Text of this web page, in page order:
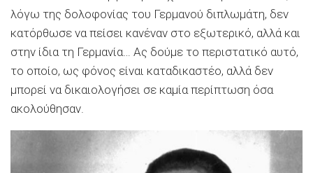
λόγω της δολοφονίας του Γερμανού διπλωμάτη, δεν
κατόρθωσε να πείσει κανέναν στο εξωτερικό, αλλά και
στην ίδια τη Γερμανία… Ας δούμε το περιστατικό αυτό,
το οποίο, ως φόνος είναι καταδικαστέο, αλλά δεν
μπορεί να δικαιολογήσει σε καμία περίπτωση όσα
ακολούθησαν.